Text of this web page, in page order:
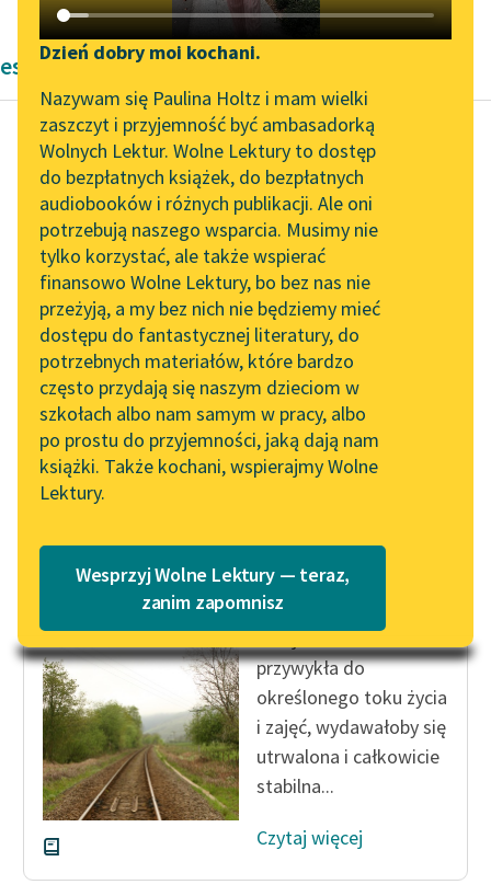
Katalog DAISY
Podkasty o książkach
Zgłoś brak utworu
Aktualności
„Prokurator Alicja Horn”
do słuchania
Byliśmy częścią AI Impact
Lab
Zapraszamy na spotkanie
online z tłumaczkami
literatury skandynawskiej
Spotkanie z Katarzyną
Tunkiel w Oslo
102. lata temu zmarł
Joseph Conrad
Lektury szkolne i klasyka
literatury do słuchania dla
uczennic i uczniów z
niepełnosprawnościami
E-kolekcja lektur
szkolnych i literatury do
słuchania dla uczennic i
uczniów z
niepełnosprawnościami
Feministyczne inspiracje.
Narzędzia
Mapa Wolnych Lektur
Leśmianator
Przewodnik dla piszących i
czytających
API
OAI-PMH
Widget Wolnych Lektur
Przypisy
Katalog w formacie PDF
Dzień dobry moi kochani.
Nazywam się Paulina Holtz i mam wielki
zaszczyt i przyjemność być ambasadorką
Wolnych Lektur. Wolne Lektury to dostęp
do bezpłatnych książek, do bezpłatnych
audiobooków i różnych publikacji. Ale oni
potrzebują naszego wsparcia. Musimy nie
tylko korzystać, ale także wspierać
finansowo Wolne Lektury, bo bez nas nie
przeżyją, a my bez nich nie będziemy mieć
dostępu do fantastycznej literatury, do
potrzebnych materiałów, które bardzo
często przydają się naszym dzieciom w
szkołach albo nam samym w pracy, albo
po prostu do przyjemności, jaką dają nam
książki. Także kochani, wspierajmy Wolne
Lektury.
Wesprzyj Wolne Lektury — teraz,
zanim zapomnisz
eseje
Michel de Montaigne
Próby. Księga
druga
Prawdziwe i stateczne
przywiązanie do dzieci
powinno się rodzić i
zwiększać w miarę
poznawania ich...
Czytaj więcej
Życie na niby
Oto jednostka
przywykła do
określonego toku życia
i zajęć, wydawałoby się
utrwalona i całkowicie
stabilna...
Czytaj więcej